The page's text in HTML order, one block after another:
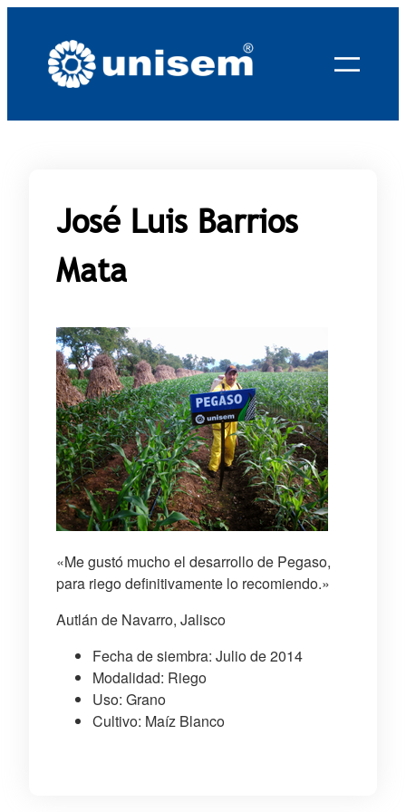
contenido
José Luis Barrios
Mata
«Me gustó mucho el desarrollo de Pegaso,
para riego definitivamente lo recomiendo.»
Autlán de Navarro, Jalisco
Fecha de siembra: Julio de 2014
Modalidad: Riego
Uso: Grano
Cultivo: Maíz Blanco